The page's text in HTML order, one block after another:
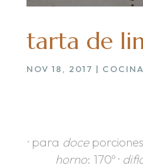
tarta de
NOV 18, 2017 |
· para doceporciones
horno: 170º ·